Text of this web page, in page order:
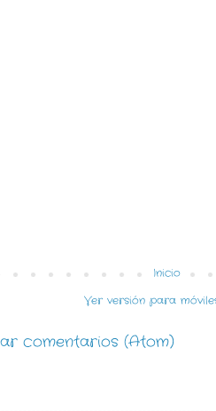
Inicio
Ver versión para
comentarios (Atom)